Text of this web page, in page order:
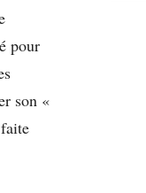
pour
son «